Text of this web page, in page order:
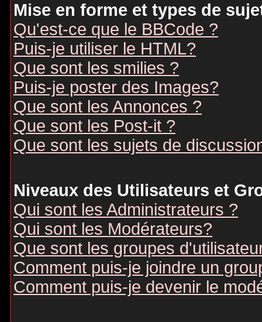
Mise en forme et types de
Qu'est-ce que le BBCode ?
Puis-je utiliser le HTML?
Que sont les smilies ?
Puis-je poster des Images?
Que sont les Annonces ?
Que sont les Post-it ?
Que sont les sujets de
Niveaux des Utilisateurs et
Qui sont les Administrateurs ?
Qui sont les Modérateurs?
Que sont les groupes
Comment puis-je joindre un
Comment puis-je devenir le